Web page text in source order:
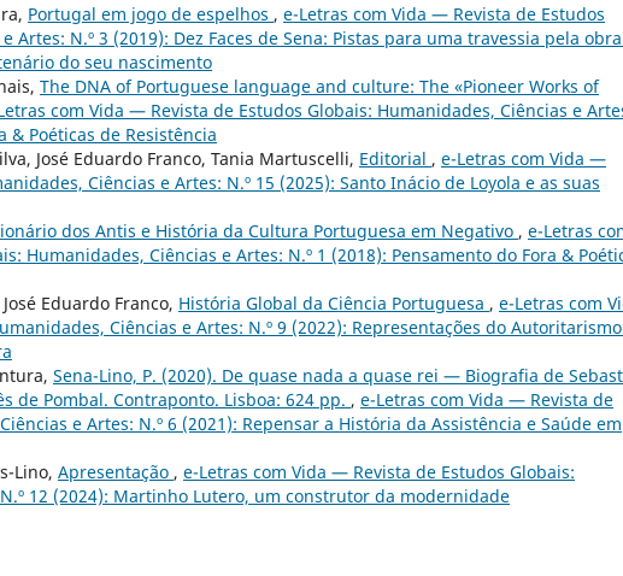
Portugal em jogo de espelhos , e-Letras com Vida — Revista de Estudos
Artes: N.º 3 (2019): Dez Faces de Sena: Pistas para uma travessia pela
do seu nascimento
The DNA of Portuguese language and culture: The «Pioneer Works of
com Vida — Revista de Estudos Globais: Humanidades, Ciências e
& Poéticas de Resistência
José Eduardo Franco, Tania Martuscelli, Editorial , e-Letras com Vida —
Ciências e Artes: N.º 15 (2025): Santo Inácio de Loyola e as suas
dos Antis e História da Cultura Portuguesa em Negativo , e-Letras
Humanidades, Ciências e Artes: N.º 1 (2018): Pensamento do Fora &
Eduardo Franco, História Global da Ciência Portuguesa , e-Letras com
Ciências e Artes: N.º 9 (2022): Representações do
Sena-Lino, P. (2020). De quase nada a quase rei — Biografia de
de Pombal. Contraponto. Lisboa: 624 pp. , e-Letras com Vida — Revista de
e Artes: N.º 6 (2021): Repensar a História da Assistência e Saúde em
Lino, Apresentação , e-Letras com Vida — Revista de Estudos Globais:
12 (2024): Martinho Lutero, um construtor da modernidade